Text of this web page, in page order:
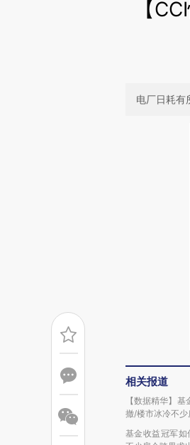
【
电厂日耗有
相关报道
【数据精华】
撤/楼市冰冷不
基金收益冠军